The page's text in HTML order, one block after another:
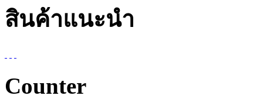
สินค้าแนะนำ
Counter